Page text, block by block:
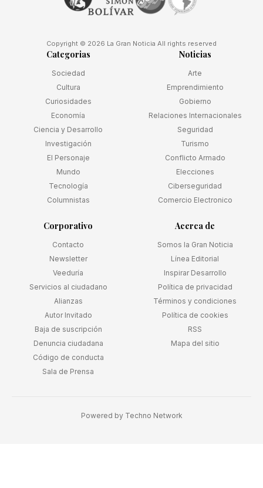
Copyright © 2026 La Gran Noticia All rights reserved
Categorias
Sociedad
Cultura
Curiosidades
Economía
Ciencia y Desarrollo
Investigación
El Personaje
Mundo
Tecnología
Columnistas
Noticias
Arte
Emprendimiento
Gobierno
Relaciones Internacionales
Seguridad
Turismo
Conflicto Armado
Elecciones
Ciberseguridad
Comercio Electronico
Corporativo
Contacto
Newsletter
Veeduría
Servicios al ciudadano
Alianzas
Autor Invitado
Baja de suscripción
Denuncia ciudadana
Código de conducta
Sala de Prensa
Acerca de
Somos la Gran Noticia
Línea Editorial
Inspirar Desarrollo
Política de privacidad
Términos y condiciones
Política de cookies
RSS
Mapa del sitio
Powered by Techno Network